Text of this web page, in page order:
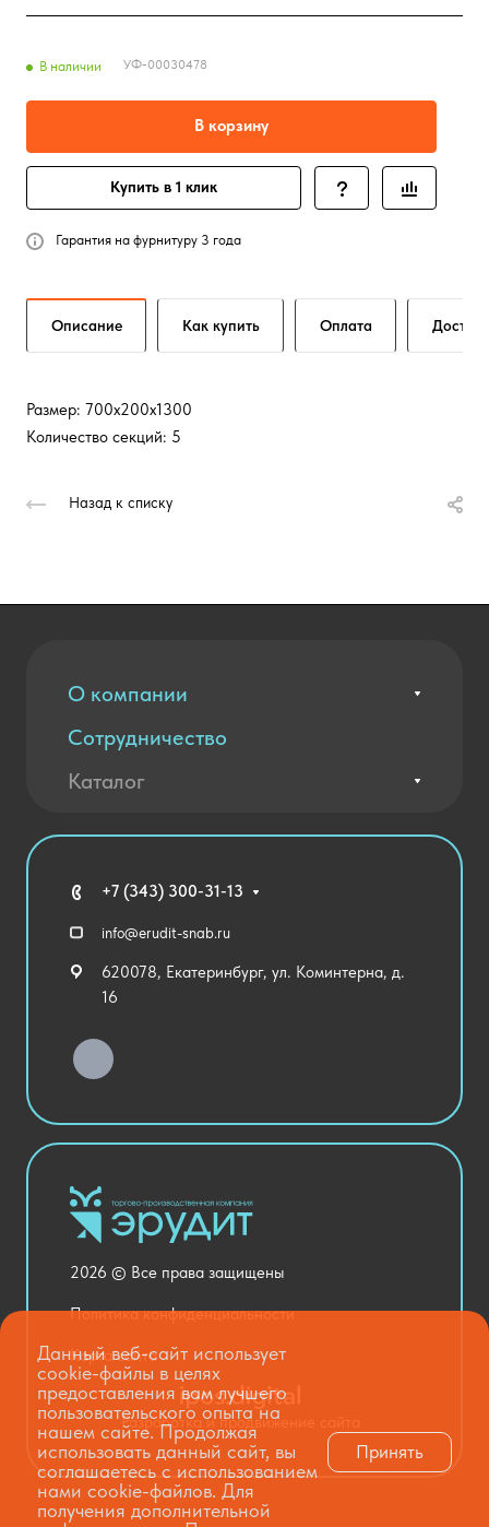
В наличии УФ-00030478
В корзину
Купить в 1 клик
Гарантия на фурнитуру 3 года
Описание Как купить Оплата
Размер: 700х200х1300
Количество секций: 5
Назад к списку
О компании
Вакансии
Контакты
Благодарственные письма
Сотрудничество
Оплата и доставка
Каталог
Технические средства обучения
Спортивный зал
Уличное оборудование
Хозяйственные Товары
Столовая и пищеблок
Оснащение кабинетов
Медицинский кабинет
Национальные проекты
+7 (343) 300-31-13
info@erudit-snab.ru
620078, Екатеринбург, ул. Коминтерна, д.
16
2026 © Все права защищены
Политика конфиденциальности
Карта сайта
Разработка и продвижение сайта
Данный веб-сайт использует
cookie-файлы в целях
предоставления вам лучшего
пользовательского опыта на
нашем сайте. Продолжая
использовать данный сайт, вы
соглашаетесь с использованием
нами cookie-файлов. Для
получения дополнительной
Принять